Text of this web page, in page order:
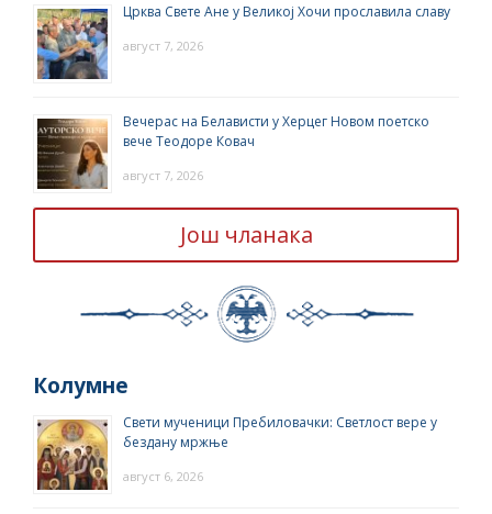
Црква Свете Ане у Великој Хочи прославила славу
август 7, 2026
Вечерас на Белависти у Херцег Новом поетско
вече Теодоре Ковач
август 7, 2026
Још чланака
Колумне
Свети мученици Пребиловачки: Светлост вере у
бездану мржње
август 6, 2026